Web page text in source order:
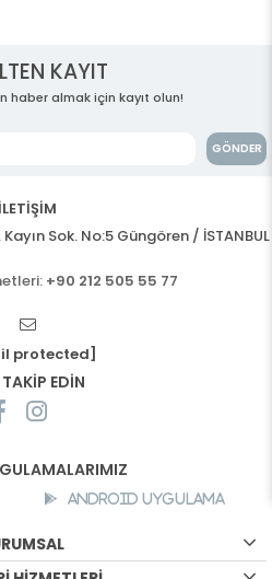
KAYIT
haber almak için kayıt olun!
GÖNDER
İLETİŞİM
Sok. No:5 Güngören / İSTANBUL
+90 212 505 55 77
protected]
EDİN
Android Uygulama